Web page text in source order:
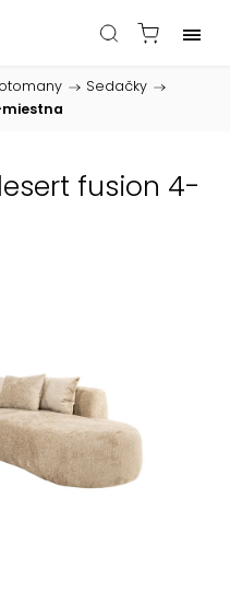
/ Sedačky /
fusion 4-